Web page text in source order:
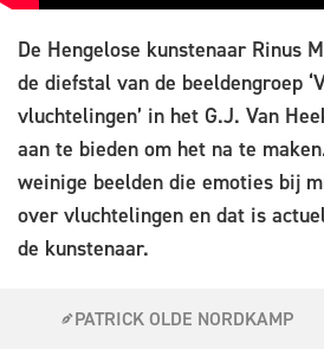
De Hengelose kunstenaar Rinus
de diefstal van de beeldengroep
vluchtelingen’ in het G.J. Van
aan te bieden om het na te
weinige beelden die emoties bij
over vluchtelingen en dat is
de kunstenaar.
PATRICK OLDE NORDKAMP